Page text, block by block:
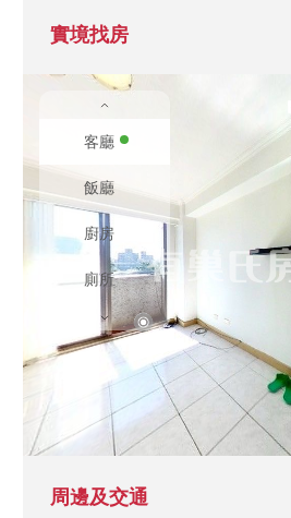
✅走路到 松山機場約10分鐘!
實境找房
周邊及交通